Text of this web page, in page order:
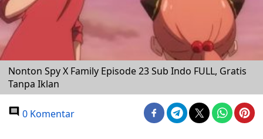
Nonton Spy X Family Episode 23 Sub Indo FULL, Gratis
Tanpa Iklan
0 Komentar